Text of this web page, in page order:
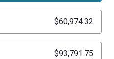
$60,974.32
$93,791.75